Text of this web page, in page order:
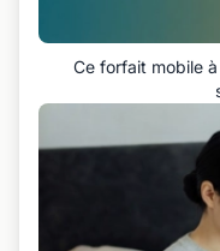
Ce forfait mobile